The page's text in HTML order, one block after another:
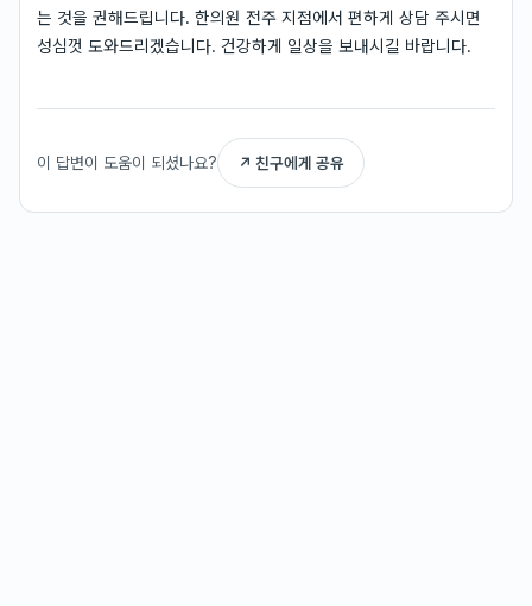
는 것을 권해드립니다. 한의원 전주 지점에서 편하게 상담 주시면
성심껏 도와드리겠습니다. 건강하게 일상을 보내시길 바랍니다.
이 답변이 도움이 되셨나요? ↗ 친구에게 공유